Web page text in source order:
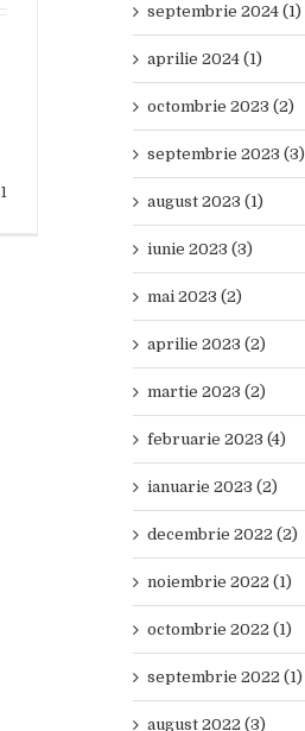
1
septembrie 2024 (1)
aprilie 2024 (1)
octombrie 2023 (2)
septembrie 2023 (3)
august 2023 (1)
iunie 2023 (3)
mai 2023 (2)
aprilie 2023 (2)
martie 2023 (2)
februarie 2023 (4)
ianuarie 2023 (2)
decembrie 2022 (2)
noiembrie 2022 (1)
octombrie 2022 (1)
septembrie 2022 (1)
august 2022 (3)